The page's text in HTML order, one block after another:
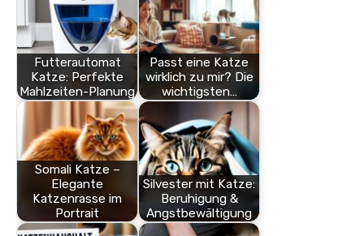
Futterautomat
Katze: Perfekte
Mahlzeiten-Planung
Passt eine Katze
wirklich zu mir? Die
wichtigsten…
Somali Katze –
Elegante
Katzenrasse im
Portrait
Silvester mit Katze:
Beruhigung &
Angstbewältigung